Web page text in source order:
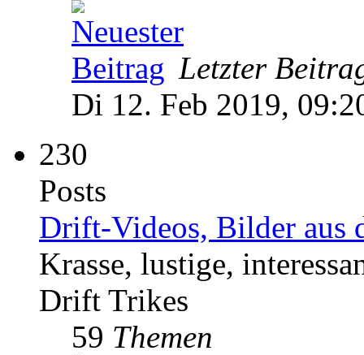
Letzter
Di 12. Feb 2019,
230
Posts
Drift-Videos, Bilder aus
Krasse, lustige,
Drift Trikes
59 Themen